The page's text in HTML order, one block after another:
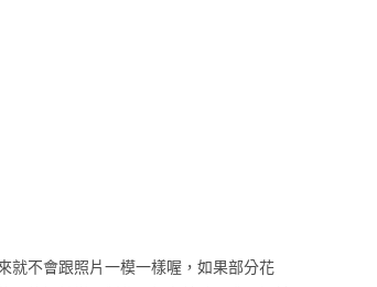
就不會跟照片一模一樣喔，如果部分花